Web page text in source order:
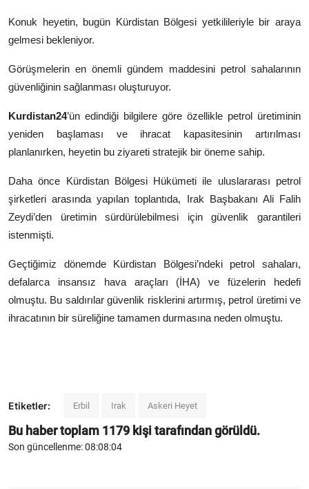
Konuk heyetin, bugün Kürdistan Bölgesi yetkilileriyle bir araya
gelmesi bekleniyor.
Görüşmelerin en önemli gündem maddesini petrol sahalarının
güvenliğinin sağlanması oluşturuyor.
Kurdistan24’ün edindiği bilgilere göre özellikle petrol üretiminin
yeniden başlaması ve ihracat kapasitesinin artırılması
planlanırken, heyetin bu ziyareti stratejik bir öneme sahip.
Daha önce Kürdistan Bölgesi Hükümeti ile uluslararası petrol
şirketleri arasında yapılan toplantıda, Irak Başbakanı Ali Falih
Zeydi’den üretimin sürdürülebilmesi için güvenlik garantileri
istenmişti.
Geçtiğimiz dönemde Kürdistan Bölgesi’ndeki petrol sahaları,
defalarca insansız hava araçları (İHA) ve füzelerin hedefi
olmuştu. Bu saldırılar güvenlik risklerini artırmış, petrol üretimi ve
ihracatının bir süreliğine tamamen durmasına neden olmuştu.
Etiketler: Erbil Irak Askeri Heyet
Bu haber toplam 1179 kişi tarafından görüldü.
Son güncellenme: 08:08:04